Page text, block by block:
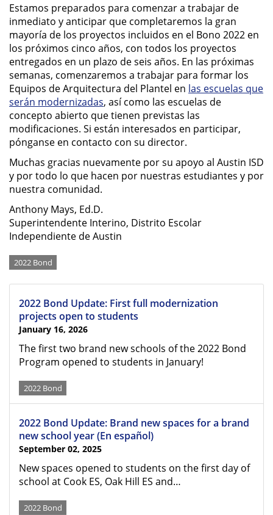
Estamos preparados para comenzar a trabajar de
inmediato y anticipar que completaremos la gran
mayoría de los proyectos incluidos en el Bono 2022 en
los próximos cinco años, con todos los proyectos
entregados en un plazo de seis años. En las próximas
semanas, comenzaremos a trabajar para formar los
Equipos de Arquitectura del Plantel en las escuelas que
serán modernizadas, así como las escuelas de
concepto abierto que tienen previstas las
modificaciones. Si están interesados en participar,
pónganse en contacto con su director.
Muchas gracias nuevamente por su apoyo al Austin ISD
y por todo lo que hacen por nuestras estudiantes y por
nuestra comunidad.
Anthony Mays, Ed.D.
Superintendente Interino, Distrito Escolar
Independiente de Austin
Categories
2022 Bond
2022 Bond Update: First full modernization
projects open to students
January 16, 2026
The first two brand new schools of the 2022 Bond
Program opened to students in January!
2022 Bond
2022 Bond Update: Brand new spaces for a brand
new school year (En español)
September 02, 2025
New spaces opened to students on the first day of
school at Cook ES, Oak Hill ES and…
2022 Bond